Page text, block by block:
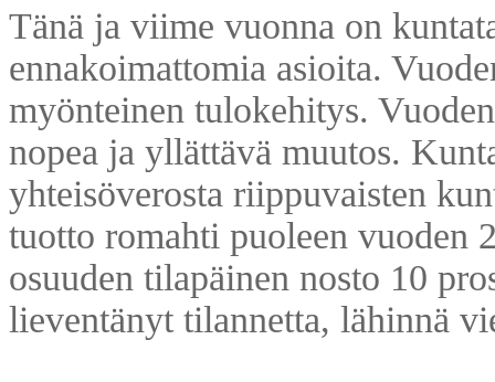
Tänä ja viime vuonna on
ennakoimattomia asioita.
myönteinen tulokehitys.
nopea ja yllättävä muutos.
yhteisöverosta riippuvaisten
tuotto romahti puoleen vuoden
osuuden tilapäinen nosto 10
lieventänyt tilannetta, lähinnä